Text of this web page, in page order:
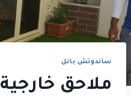
ساندوتش بانل
ملاحق خارجية